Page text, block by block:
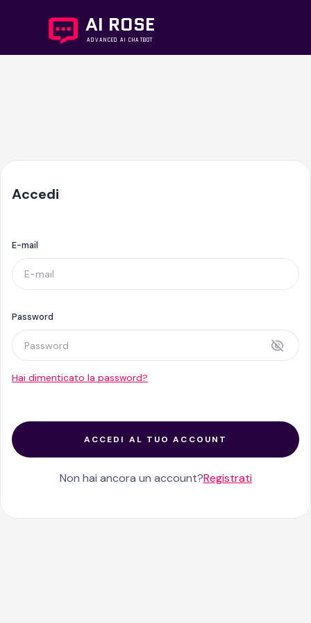
AI ROSE
ADVANCED AI CHATBOT
Accedi
E-mail
Password
Hai dimenticato la password?
ACCEDI AL TUO ACCOUNT
Non hai ancora un account?Registrati